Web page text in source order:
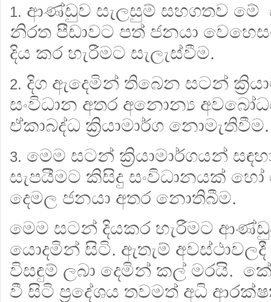
1. ආණ්ඩුව සැලසුම් සහගතව මේ
නිරත පීඩාවට පත් ජනයා
දිය කර හැරීමට සැලැස්වීම.
2. දිග ඇදෙමින් තිබෙන සටන්
සංවිධාන අතර අනොන්‍ය
ඒකාබද්ධ ක්‍රියාමාර්ග නොමැතිවීම.
3. මෙම සටන් ක්‍රියාමාර්ගයන්
සැපයීමට කිසිදු සංවිධානයක්
දෙමල ජනයා අතර නොතිබීම.
මෙම සටන් දියකර හැරීමට
යොදමින් සිටි. ඇතැම්
විසඳුම් ලබා දෙමින් කල් මරයි.
වී සිටි ප්‍රදේශය තවමත් අධි